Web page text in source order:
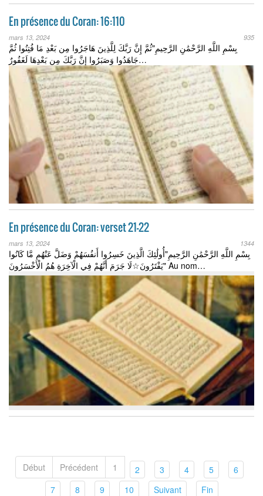
En présence du Coran: 16:110
mars 13, 2024 935
بِسْمِ اللَّهِ الرَّحْمَٰنِ الرَّحِيمِ"ثُمَّ إِنَّ رَبَّكَ لِلَّذِينَ هَاجَرُوا مِن بَعْدِ مَا فُتِنُوا ثُمَّ
جَاهَدُوا وَصَبَرُوا إِنَّ رَبَّكَ مِن بَعْدِهَا لَغَفُورٌ…
En présence du Coran: verset 21-22
mars 13, 2024 1344
بِسْمِ اللَّهِ الرَّحْمَٰنِ الرَّحِيمِ"أُولَٰئِكَ الَّذِينَ خَسِرُوا أَنفُسَهُمْ وَضَلَّ عَنْهُم مَّا كَانُوا
يَفْتَرُونَ☆لَا جَرَمَ أَنَّهُمْ فِي الْآخِرَةِ هُمُ الْأَخْسَرُونَ" Au nom…
Début Précédent 1 2(current)
3(current)
4(current)
5(current)
6
7(current)
8(current)
9(current)
10(current)Suivant(current)
Fin(current)